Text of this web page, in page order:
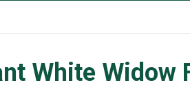
White Widow